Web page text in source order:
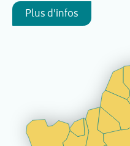
Plus d'infos